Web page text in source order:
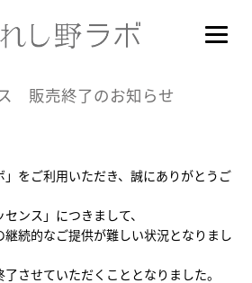
販売終了のお知らせ
をご利用いただき、誠にありがとうご
ンス」につきまして、
継続的なご提供が難しい状況となりまし
させていただくこととなりました。